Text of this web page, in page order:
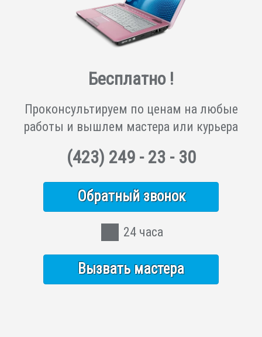
Бесплатно !
Проконсультируем по ценам на любые
работы и вышлем мастера или курьера
(423) 249 - 23 - 30
Обратный звонок
24 часа
Вызвать мастера